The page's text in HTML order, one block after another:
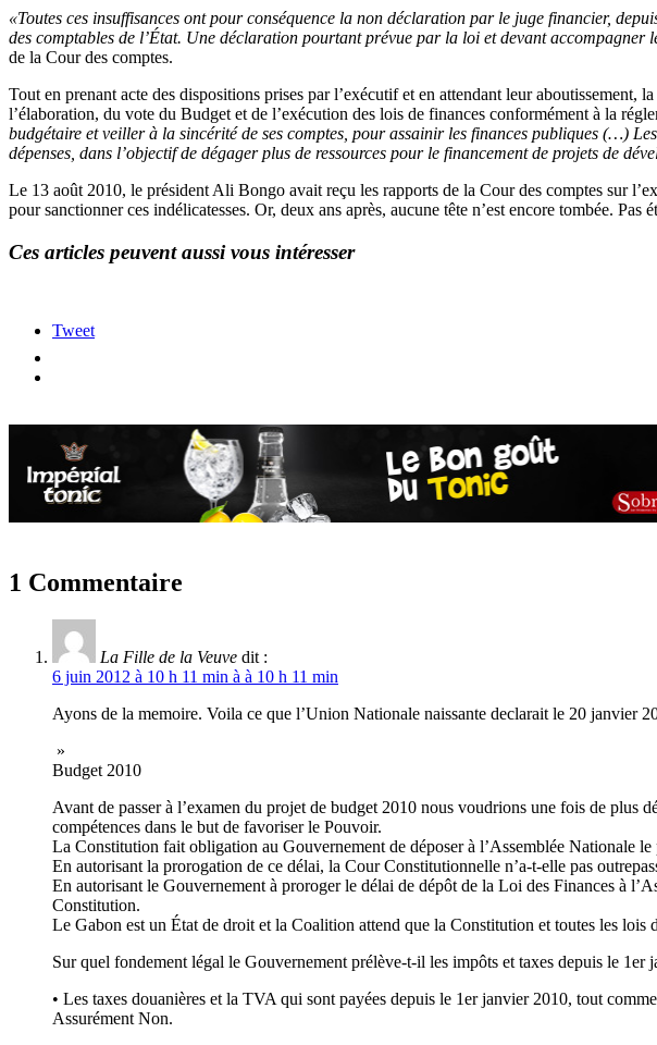
«Toutes ces insuffisances ont pour conséquence la non déclaration par le juge financier,
des comptables de l’État. Une déclaration pourtant prévue par la loi et devant
de la Cour des comptes.
Tout en prenant acte des dispositions prises par l’exécutif et en attendant leur
l’élaboration, du vote du Budget et de l’exécution des lois de finances conformément à la
budgétaire et veiller à la sincérité de ses comptes, pour assainir les finances publiques (…)
dépenses, dans l’objectif de dégager plus de ressources pour le financement de projets de
Le 13 août 2010, le président Ali Bongo avait reçu les rapports de la Cour des comptes sur
pour sanctionner ces indélicatesses. Or, deux ans après, aucune tête n’est encore tombée.
Ces articles peuvent aussi vous intéresser
Tweet
1 Commentaire
La Fille de la Veuve dit :
6 juin 2012 à 10 h 11 min à à 10 h 11 min
Ayons de la memoire. Voila ce que l’Union Nationale naissante declarait le 20 janvier
»
Budget 2010
Avant de passer à l’examen du projet de budget 2010 nous voudrions une fois de plus
compétences dans le but de favoriser le Pouvoir.
La Constitution fait obligation au Gouvernement de déposer à l’Assemblée Nationale
En autorisant la prorogation de ce délai, la Cour Constitutionnelle n’a-t-elle pas
En autorisant le Gouvernement à proroger le délai de dépôt de la Loi des Finances à
Constitution.
Le Gabon est un État de droit et la Coalition attend que la Constitution et toutes les lois
Sur quel fondement légal le Gouvernement prélève-t-il les impôts et taxes depuis le 1er
• Les taxes douanières et la TVA qui sont payées depuis le 1er janvier 2010, tout
Assurément Non.